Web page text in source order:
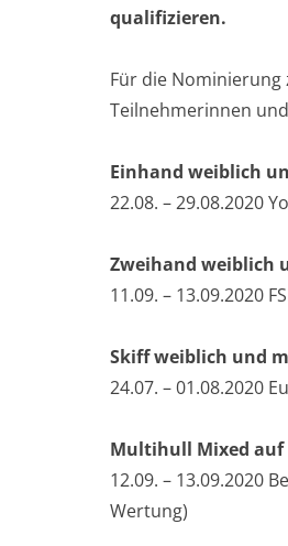
qualifizieren.
Für die
Teilnehmerinnen
Einhand weiblich
22.08. – 29.08.2020
Zweihand weiblich
11.09. – 13.09.2020
Skiff weiblich und
24.07. – 01.08.2020
Multihull Mixed auf
12.09. – 13.09.2020
Wertung)